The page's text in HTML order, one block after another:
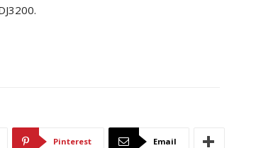
Pinterest Email